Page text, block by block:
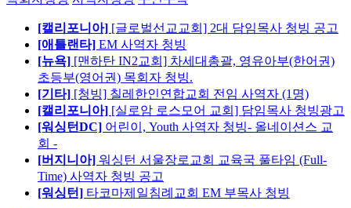
[캘리포니아] [글로벌선교교회] 2대 담임목사 청빙 공고
[애틀랜타] EM 사역자 청빙
[뉴욕] [맨하탄 IN2교회] 차세대총괄, 영유아부(한어권)
초등부(영어권) 목회자 청빙.
[기타] [청빙] 칠레한인연합교회 전임 사역자 (1명)
[캘리포니아] [실로암 로스모어 교회] 담임목사 청빙광고
[워싱턴DC] 어린이, Youth 사역자 청빙- 올네이션스 교
회 -
[버지니아] 워싱턴 서울장로교회 교육국 풀타임 (Full-
Time) 사역자 청빙 공고
[워싱턴] 타코마제일침례교회 EM 부목사 청빙